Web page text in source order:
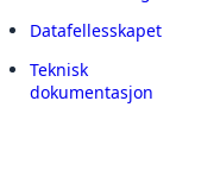
Datafellesskapet
Teknisk
dokumentasjon